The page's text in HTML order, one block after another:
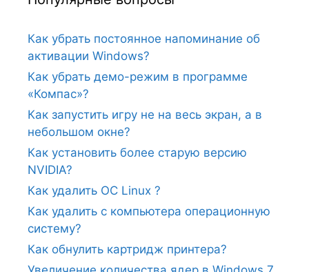
Как убрать постоянное напоминание об
активации Windows?
Как убрать демо-режим в программе
«Компас»?
Как запустить игру не на весь экран, а в
небольшом окне?
Как установить более старую версию
NVIDIA?
Как удалить ОС Linux ?
Как удалить с компьютера операционную
систему?
Как обнулить картридж принтера?